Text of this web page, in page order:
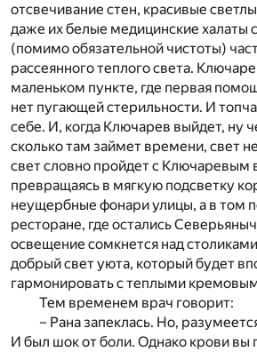
отсвечивание стен, красивые
даже их белые медицинские халаты
(помимо обязательной чистоты)
рассеянного теплого света.
маленьком пункте, где первая
нет пугающей стерильности. И
себе. И, когда Ключарев выйдет, ну
сколько там займет времени, свет
свет словно пройдет с Ключаревым
превращаясь в мягкую подсветку
неущербные фонари улицы, а в том
ресторане, где остались
освещение сомкнется над
добрый свет уюта, который будет
гармонировать с теплыми
Тем временем врач говорит:
– Рана запеклась. Но,
И был шок от боли. Однако крови вы